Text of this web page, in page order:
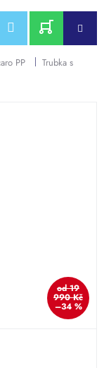
NÁKUPNÍ
PP
Trubka s
od 19
990 Kč
–34 %